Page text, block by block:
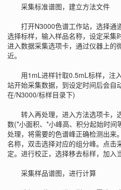
采集标准谱图，建立方法文件
打开N3000色谱工作站，选择通道
选择标样，输入样品名称，设定采集
进入数据采集选项卡，通过仪器上的
近。
用1mL进样针取0.5mL标样，注
站开始采集数据，到设定时间后会自
在/N3000/标样目录下)
转入再处理，进入方法选项卡，
数(*小面积、*小峰高、积分起始时
处理，将需要的色谱峰正确检测出来
名称，双击选择对应的组分峰。点击
定。进行校正，选择移去标样，加入
采集样品谱图，进行计算